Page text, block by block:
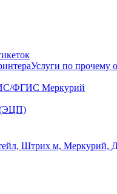
Услуги по прочему
ФГИС Меркурий
(ЭЦП)